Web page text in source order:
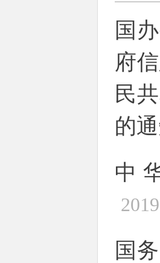
国
府
民
的
中
国